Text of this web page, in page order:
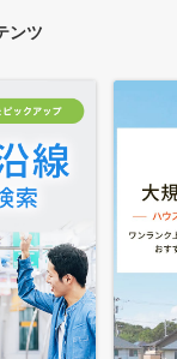
ンツ